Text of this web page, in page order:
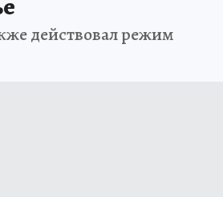
действовал режим